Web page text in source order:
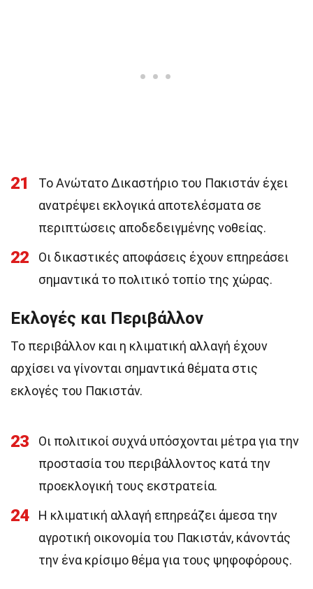
21
Το Ανώτατο Δικαστήριο του Πακιστάν έχει
ανατρέψει εκλογικά αποτελέσματα σε
περιπτώσεις αποδεδειγμένης νοθείας.
22
Οι δικαστικές αποφάσεις έχουν επηρεάσει
σημαντικά το πολιτικό τοπίο της χώρας.
Εκλογές και Περιβάλλον
Το περιβάλλον και η κλιματική αλλαγή έχουν
αρχίσει να γίνονται σημαντικά θέματα στις
εκλογές του Πακιστάν.
23
Οι πολιτικοί συχνά υπόσχονται μέτρα για την
προστασία του περιβάλλοντος κατά την
προεκλογική τους εκστρατεία.
24
Η κλιματική αλλαγή επηρεάζει άμεσα την
αγροτική οικονομία του Πακιστάν, κάνοντάς
την ένα κρίσιμο θέμα για τους ψηφοφόρους.